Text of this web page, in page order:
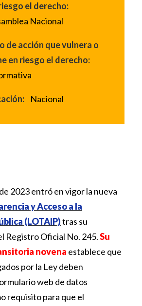
el derecho:
Nacional
de acción que vulnera o
en riesgo el derecho:
Nacional
2023 entró en vigor la nueva
y Acceso a la
(LOTAIP)tras su
Registro Oficial No. 245.Su
novena establece que
por la Ley deben
web de datos
requisito para que el